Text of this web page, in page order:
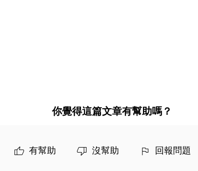
你覺得這篇文章有幫助嗎？
有幫助 沒幫助 回報問題